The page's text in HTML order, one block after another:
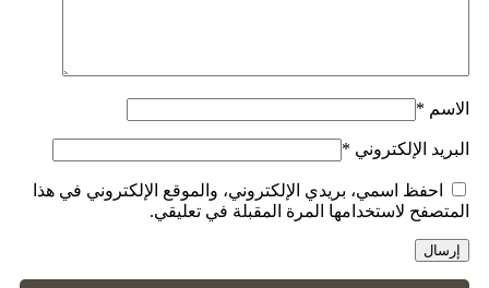
الاسم *
البريد الإلكتروني *
احفظ اسمي، بريدي الإلكتروني، والموقع الإلكتروني في هذا
المتصفح لاستخدامها المرة المقبلة في تعليقي.